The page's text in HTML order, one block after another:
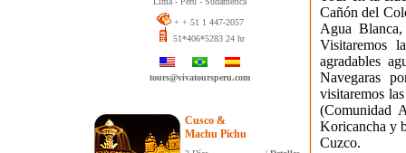
+ + 51 1 447-2057
51*406*5283 24 hr
tours@vivatoursperu.com
Cusco &
Machu Pichu
Cañón del
Agua
Visitaremos
agradables
Navegaras
visitaremos
(Comunidad
Koricancha y
Cuzco.